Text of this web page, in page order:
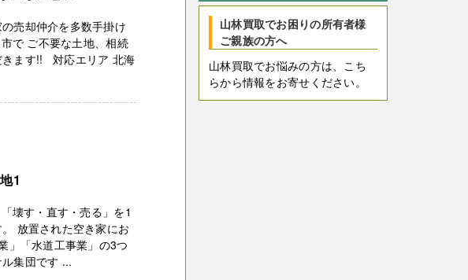
売却仲介を多数手掛け
で ご不要な土地、相続
きます!! 対応エリア 北海
1
壊す・直す・売る」を1
放置された空き家にお
」「水道工事業」の3つ
集団です ...
山林買取でお困りの所有者様
ご親族の方へ
山林買取でお悩みの方は、こち
らから情報をお寄せください。